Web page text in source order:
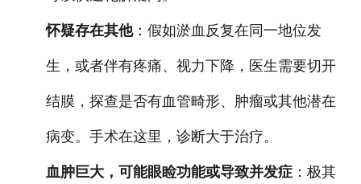
怀疑存在其他：假如淤血反复在同一地位发
生，或者伴有疼痛、视力下降，医生需要切开
结膜，探查是否有血管畸形、肿瘤或其他潜在
病变。手术在这里，诊断大于治疗。
血肿巨大，可能眼睑功能或导致并发症：极其